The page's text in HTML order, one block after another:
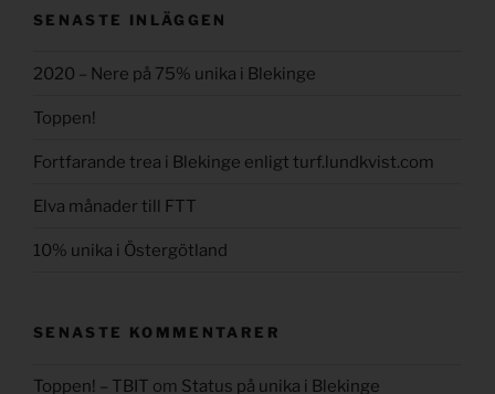
SENASTE INLÄGGEN
2020 – Nere på 75% unika i Blekinge
Toppen!
Fortfarande trea i Blekinge enligt turf.lundkvist.com
Elva månader till FTT
10% unika i Östergötland
SENASTE KOMMENTARER
Toppen! – TBIT om Status på unika i Blekinge